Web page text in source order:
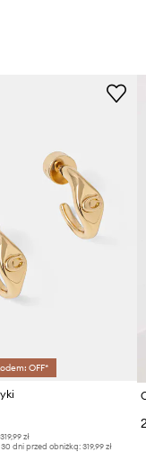
OFF*
319,99 zł
dni przed obniżką:319,99 zł